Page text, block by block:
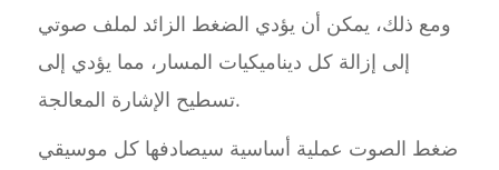
ومع ذلك، يمكن أن يؤدي الضغط الزائد لملف صوتي
إلى إزالة كل ديناميكيات المسار، مما يؤدي إلى
تسطيح الإشارة المعالجة.
ضغط الصوت عملية أساسية سيصادفها كل موسيقي